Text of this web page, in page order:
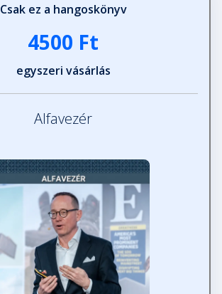
Csak ez a hangoskönyv
4500 Ft
egyszeri vásárlás
Alfavezér